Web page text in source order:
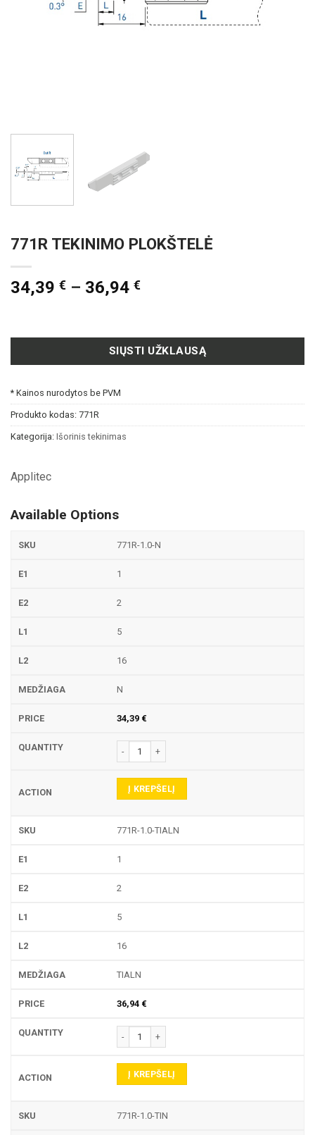
771R TEKINIMO PLOKŠTELĖ
34,39 € – 36,94 €
SIŲSTI UŽKLAUSĄ
* Kainos nurodytos be PVM
Produkto kodas: 771R
Kategorija: Išorinis tekinimas
Applitec
Available Options
771R-1.0-N
1
2
5
16
N
34,39 €
produkto kiekis: 771R TEKINIMO PLOKŠTELĖ
Į KREPŠELĮ
771R-1.0-TIALN
1
2
5
16
TIALN
36,94 €
produkto kiekis: 771R TEKINIMO PLOKŠTELĖ
Į KREPŠELĮ
771R-1.0-TIN